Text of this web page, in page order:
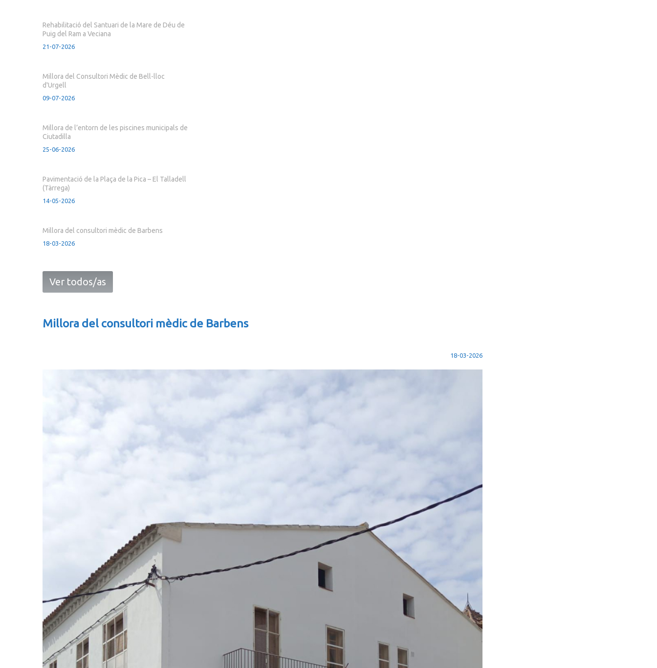
Rehabilitació del Santuari de la Mare de Déu de
Puig del Ram a Veciana
21-07-2026
Millora del Consultori Mèdic de Bell-lloc
d'Urgell
09-07-2026
Millora de l’entorn de les piscines municipals de
Ciutadilla
25-06-2026
Pavimentació de la Plaça de la Pica – El Talladell
(Tàrrega)
14-05-2026
Millora del consultori mèdic de Barbens
18-03-2026
Ver todos/as
Millora del consultori mèdic de Barbens
18-03-2026